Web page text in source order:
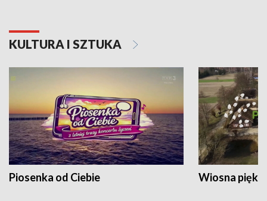
KULTURA I SZTUKA
Piosenka od Ciebie Wiosna